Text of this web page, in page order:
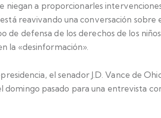
niegan a proporcionarles
reavivando una conversación sobre
de defensa de los derechos de los
la «desinformación».
el senador J.D. Vance de
domingo pasado para una entrevista